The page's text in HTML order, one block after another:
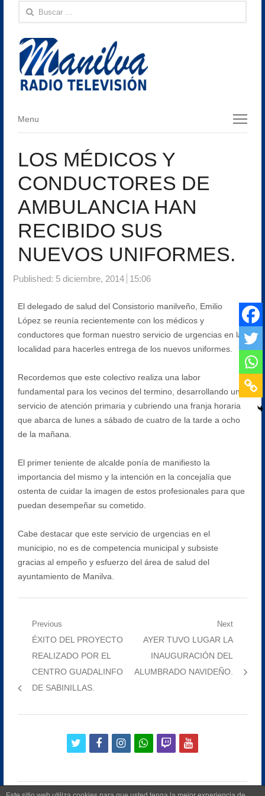
Buscar:
Menu
Menu
LOS MÉDICOS Y
CONDUCTORES DE
AMBULANCIA HAN
RECIBIDO SUS
NUEVOS UNIFORMES.
Published: 5 diciembre, 2014 15:06
El delegado de salud del Consistorio manilveño, Emilio
López se reunía recientemente con los médicos y
conductores que forman nuestro servicio de urgencias en la
localidad para hacerles entrega de los nuevos uniformes.
Recordemos que este colectivo realiza una labor
fundamental para los vecinos del termino, desarrollando un
servicio de atención primaria y cubriendo una franja horaria
que abarca de lunes a sábado de cuatro de la tarde a ocho
de la mañana.
El primer teniente de alcalde ponía de manifiesto la
importancia del mismo y la intención en la concejalía que
ostenta de cuidar la imagen de estos profesionales para que
puedan desempeñar su cometido.
Cabe destacar que este servicio de urgencias en el
municipio, no es de competencia municipal y subsiste
gracias al empeño y esfuerzo del área de salud del
ayuntamiento de Manilva.
Navegación
entradas
Previous
Previous
post:
ÉXITO DEL PROYECTO
REALIZADO POR EL
CENTRO GUADALINFO
DE SABINILLAS.
Next
Next
post:
AYER TUVO LUGAR LA
INAUGURACIÓN DEL
ALUMBRADO NAVIDEÑO.
twitterfacebookinstagramwhatsapp
twitchyoutube